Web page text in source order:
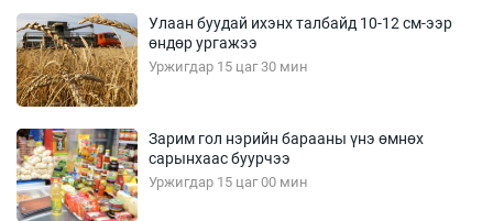
Улаан буудай ихэнх талбайд 10-12 см-ээр
өндөр ургажээ
Уржигдар 15 цаг 30 мин
Зарим гол нэрийн барааны үнэ өмнөх
сарынхаас буурчээ
Уржигдар 15 цаг 00 мин